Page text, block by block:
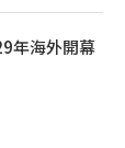
年海外開幕